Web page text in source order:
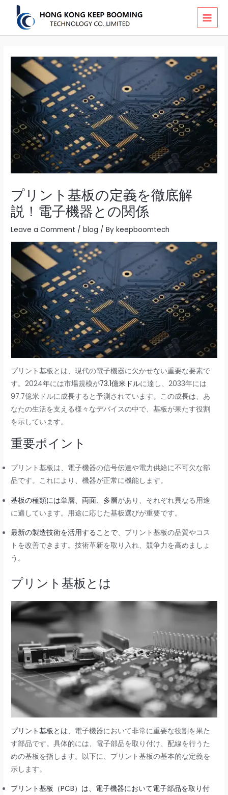
content
プリント基板の定義を徹底解
説！電子機器との関係
Leave a Comment /blog / Bykeepboomtech
プリント基板とは、現代の電子機器に欠かせない重要な要素で
す。2024年には市場規模が73.1億米ドルに達し、2033年には
97.7億米ドルに成長すると予測されています。この成長は、あ
なたの生活を支える様々なデバイスの中で、基板が果たす役割
を示しています。
重要ポイント
プリント基板は、電子機器の信号伝達や電力供給に不可欠な部
品です。これにより、機器が正常に機能します。
基板の種類には単層、両面、多層があり、それぞれ異なる用途
に適しています。用途に応じた基板選びが重要です。
最新の製造技術を活用することで、プリント基板の品質やコス
トを改善できます。技術革新を取り入れ、競争力を高めましょ
う。
プリント基板とは
プリント基板とは、電子機器において非常に重要な役割を果た
す部品です。具体的には、電子部品を取り付け、配線を行うた
めの基板を指します。以下に、プリント基板の基本的な定義を
示します。
プリント基板（PCB）は、電子機器において電子部品を取り付